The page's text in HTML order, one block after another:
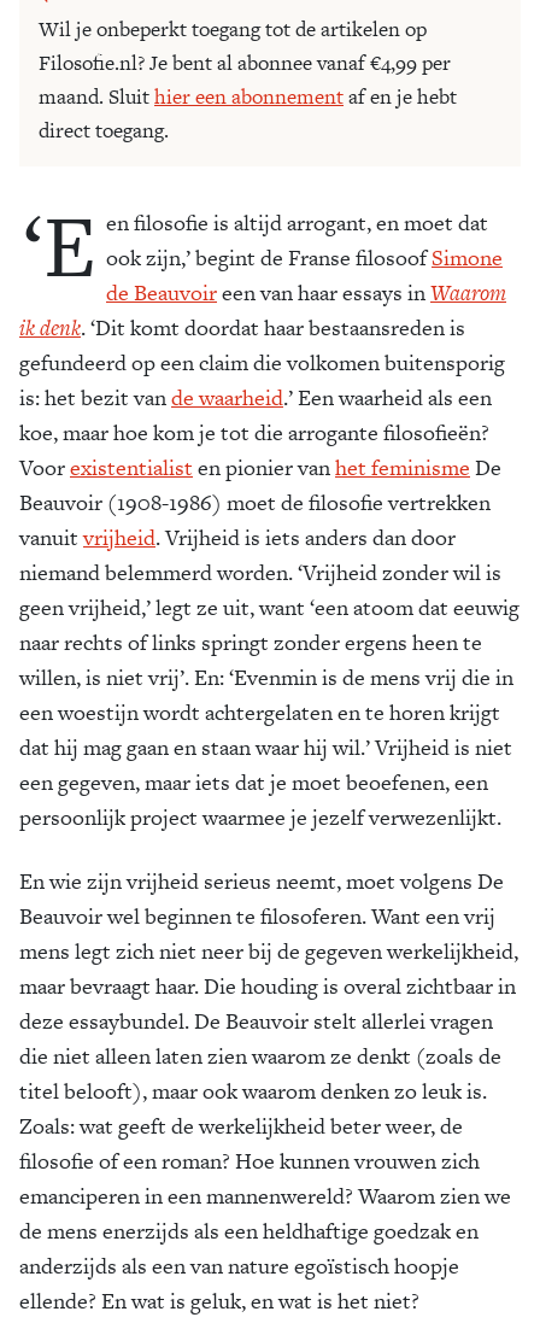
Wil je onbeperkt toegang tot de artikelen op
Filosofie.nl? Je bent al abonnee vanaf €4,99 per
maand. Sluithier een abonnementaf en je hebt
direct toegang.
‘E en filosofie is altijd arrogant, en moet dat
ook zijn,’ begint de Franse filosoofSimone
de Beauvoireen van haar essays inWaarom
ik denk. ‘Dit komt doordat haar bestaansreden is
gefundeerd op een claim die volkomen buitensporig
is: het bezit vande waarheid.’ Een waarheid als een
koe, maar hoe kom je tot die arrogante filosofieën?
Voorexistentialist en pionier vanhet feminisme De
Beauvoir (1908-1986) moet de filosofie vertrekken
vanuitvrijheid. Vrijheid is iets anders dan door
niemand belemmerd worden. ‘Vrijheid zonder wil is
geen vrijheid,’ legt ze uit, want ‘een atoom dat eeuwig
naar rechts of links springt zonder ergens heen te
willen, is niet vrij’. En: ‘Evenmin is de mens vrij die in
een woestijn wordt achtergelaten en te horen krijgt
dat hij mag gaan en staan waar hij wil.’ Vrijheid is niet
een gegeven, maar iets dat je moet beoefenen, een
persoonlijk project waarmee je jezelf verwezenlijkt.
En wie zijn vrijheid serieus neemt, moet volgens De
Beauvoir wel beginnen te filosoferen. Want een vrij
mens legt zich niet neer bij de gegeven werkelijkheid,
maar bevraagt haar. Die houding is overal zichtbaar in
deze essaybundel. De Beauvoir stelt allerlei vragen
die niet alleen laten zien waarom ze denkt (zoals de
titel belooft), maar ook waarom denken zo leuk is.
Zoals: wat geeft de werkelijkheid beter weer, de
filosofie of een roman? Hoe kunnen vrouwen zich
emanciperen in een mannenwereld? Waarom zien we
de mens enerzijds als een heldhaftige goedzak en
anderzijds als een van nature egoïstisch hoopje
ellende? En wat is geluk, en wat is het niet?